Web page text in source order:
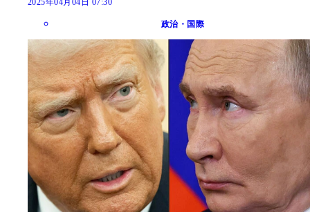
2025年04月04日 07:30
政治・国際